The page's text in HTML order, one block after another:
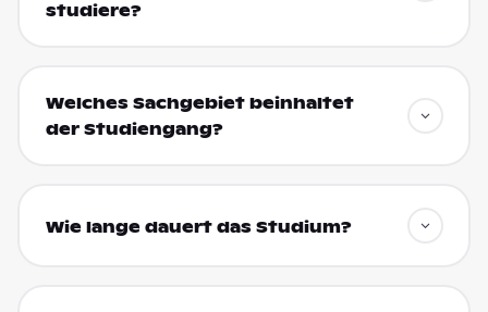
studiere?
Welches Sachgebiet beinhaltet
der Studiengang?
Wie lange dauert das Studium?